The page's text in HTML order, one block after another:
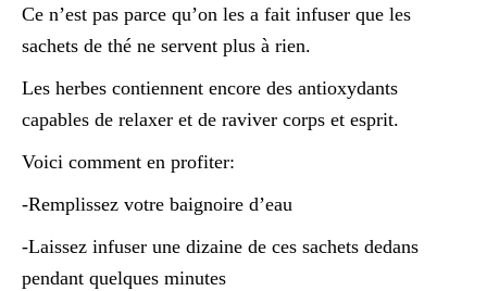
Ce n’est pas parce qu’on les a fait infuser que les
sachets de thé ne servent plus à rien.
Les herbes contiennent encore des antioxydants
capables de relaxer et de raviver corps et esprit.
Voici comment en profiter:
-Remplissez votre baignoire d’eau
-Laissez infuser une dizaine de ces sachets dedans
pendant quelques minutes